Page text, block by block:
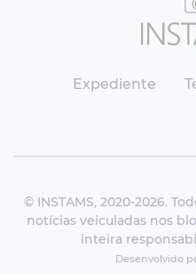
Expediente
© INSTAMS, 2020-2026.
notícias veiculadas nos
inteira
Desenvolvido